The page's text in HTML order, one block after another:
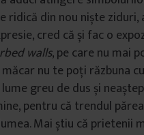
ridică din nou niște ziduri,
cred că și fac o
walls, pe care nu mai
nu te poți răzbuna
greu de dus și
pentru că trendul
Mai știu că prietenii